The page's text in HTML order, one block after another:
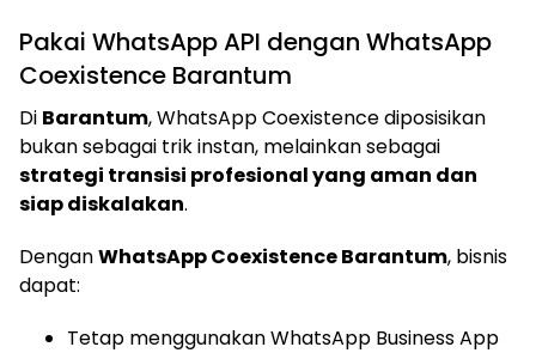
Pakai WhatsApp API dengan WhatsApp
Coexistence Barantum
Di Barantum, WhatsApp Coexistence diposisikan
bukan sebagai trik instan, melainkan sebagai
strategi transisi profesional yang aman dan
siap diskalakan.
DenganWhatsApp Coexistence Barantum, bisnis
dapat:
Tetap menggunakan WhatsApp Business App